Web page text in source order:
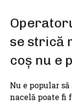
se strică
coș nu e
Nu e popular
nacelă poate fi